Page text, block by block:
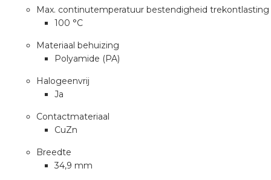
Max. continutemperatuur bestendigheid trekontlasting
100 °C
Materiaal behuizing
Polyamide (PA)
Halogeenvrij
Ja
Contactmateriaal
CuZn
Breedte
34,9 mm
groothandels